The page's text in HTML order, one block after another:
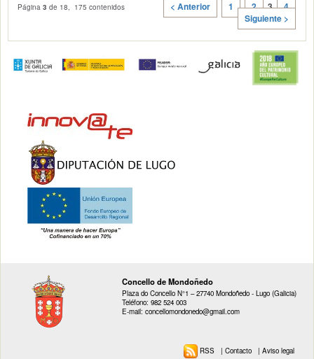
Página3 de 18, 175 contenidos < Anterior 1 2 3
4
Siguiente >
Concello de Mondoñedo
Plaza do Concello N°1 – 27740 Mondoñedo - Lugo (Galicia)
Teléfono: 982 524 003
E-mail: concellomondonedo@gmail.com
RSS |Contacto |Aviso legal